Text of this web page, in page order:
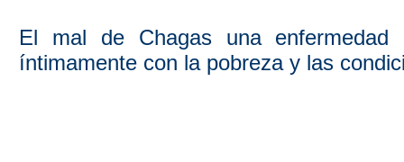
El mal de Chagas una enfermedad
íntimamente con la pobreza y las